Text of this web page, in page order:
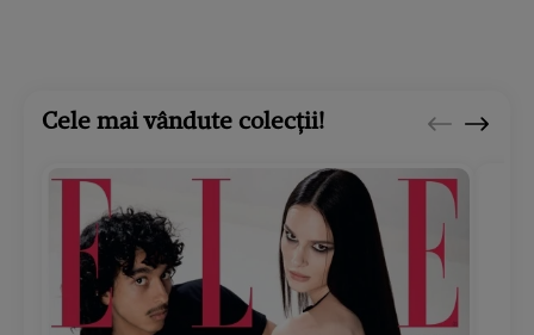
Cele mai vândute colecții!